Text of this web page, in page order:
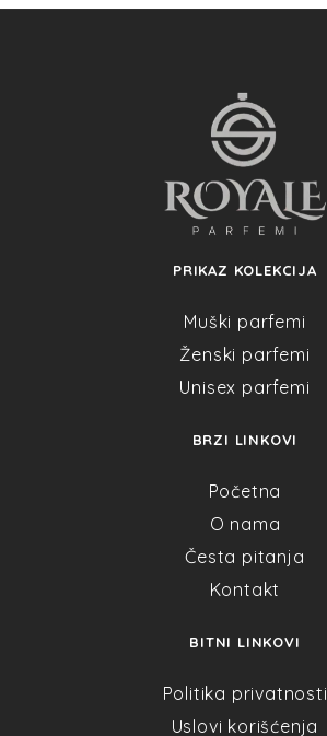
PRIKAZ KOLEKCIJA
Muški parfemi
Ženski parfemi
Unisex parfemi
BRZI LINKOVI
Početna
O nama
Česta pitanja
Kontakt
BITNI LINKOVI
Politika privatnosti
Uslovi korišćenja